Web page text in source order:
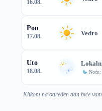
16.08.
Pon
17.08. Vedro
Uto
18.08. Noću:
Klikom na određen dan biće